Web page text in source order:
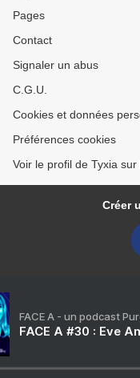
Pages
Contact
Signaler un abus
C.G.U.
Cookies et données
Préférences cookies
Voir le profil de Tyxia
Créer
FACE A - un podcast
FACE A #30 : Eve